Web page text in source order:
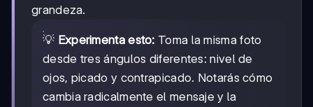
grandeza.
💡 Experimenta esto: Toma la misma foto
desde tres ángulos diferentes: nivel de
ojos, picado y contrapicado. Notarás cómo
cambia radicalmente el mensaje y la